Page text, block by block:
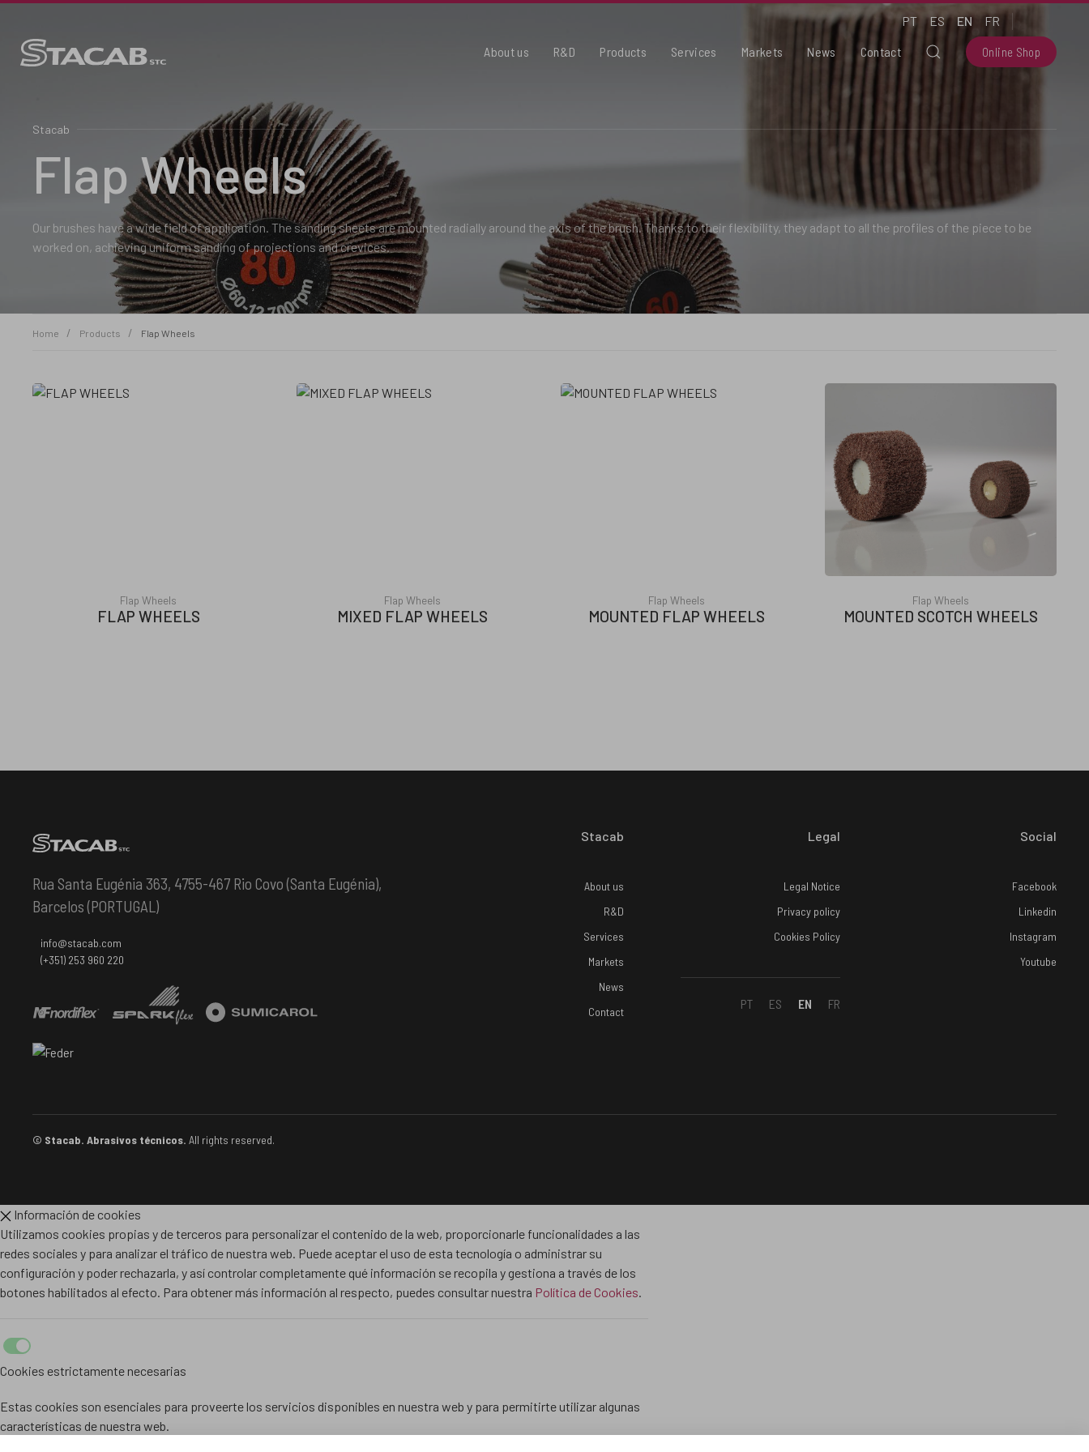
PT ES EN
FR
About us
R&D Products Services Markets News Contact Online Shop
Stacab
Flap Wheels
Our brushes have a wide field of application. The sanding sheets are mounted radially around the axis of the brush. Thanks to their flexibility, they adapt to all the profiles of the piece to be
worked on, achieving uniform sanding of projections and crevices.
Home Products Flap Wheels
Flap Wheels
FLAP WHEELS
Flap Wheels
MIXED FLAP WHEELS
Flap Wheels
MOUNTED FLAP WHEELS
Flap Wheels
MOUNTED SCOTCH WHEELS
Rua Santa Eugénia 363, 4755-467 Rio Covo (Santa Eugénia),
Barcelos (PORTUGAL)
info@stacab.com
(+351) 253 960 220
Stacab
About us
R&D
Services
Markets
News
Contact
Legal
Legal Notice
Privacy policy
Cookies Policy
PT ES EN FR
Social
Facebook
Linkedin
Instagram
Youtube
© Stacab. Abrasivos técnicos. All rights reserved.
Información de cookies
Utilizamos cookies propias y de terceros para personalizar el contenido de la web, proporcionarle funcionalidades a las
redes sociales y para analizar el tráfico de nuestra web. Puede aceptar el uso de esta tecnología o administrar su
configuración y poder rechazarla, y así controlar completamente qué información se recopila y gestiona a través de los
botones habilitados al efecto. Para obtener más información al respecto, puedes consultar nuestra Política de Cookies.
Cookies estrictamente necesarias
Estas cookies son esenciales para proveerte los servicios disponibles en nuestra web y para permitirte utilizar algunas
características de nuestra web.